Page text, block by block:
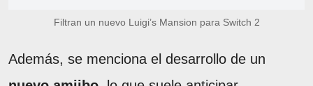
Filtran un nuevo Luigi’s Mansion para Switch 2
Además, se menciona el desarrollo de un